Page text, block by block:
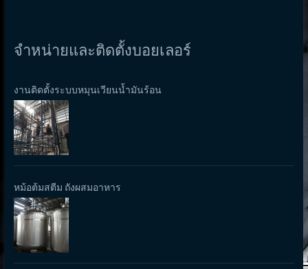
จำหน่ายและติดตั้งบอยเลอร์
งานติดตั้งระบบหมุนเวียนน้ำมันร้อน
หม้อต้มสตีม ถังผสมอาหาร